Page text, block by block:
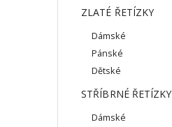
ZLATÉ ŘETÍZKY
Dámské
Pánské
Dětské
STŘÍBRNÉ ŘETÍZKY
Dámské